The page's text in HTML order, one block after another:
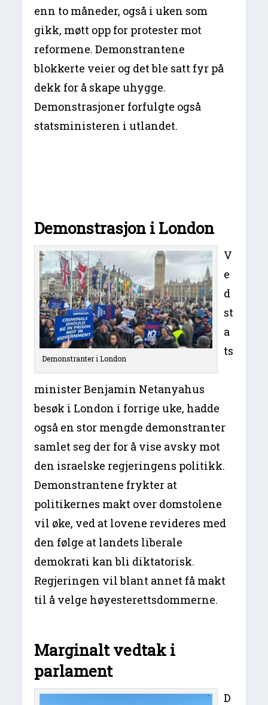
enn to måneder, også i uken som
gikk, møtt opp for protester mot
reformene. Demonstrantene
blokkerte veier og det ble satt fyr på
dekk for å skape uhygge.
Demonstrasjoner forfulgte også
statsministeren i utlandet.
Demonstrasjon i London
Demonstranter i London
V
e
d
st
a
ts
minister Benjamin Netanyahus
besøk i London i forrige uke, hadde
også en stor mengde demonstranter
samlet seg der for å vise avsky mot
den israelske regjeringens politikk.
Demonstrantene frykter at
politikernes makt over domstolene
vil øke, ved at lovene revideres med
den følge at landets liberale
demokrati kan bli diktatorisk.
Regjeringen vil blant annet få makt
til å velge høyesterettsdommerne.
Marginalt vedtak i
parlament
D